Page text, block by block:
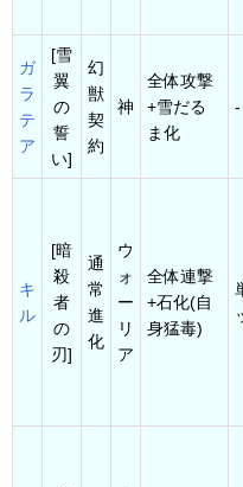
ガ
ラ
テ
ア
[雪
翼
の
誓
い]
幻
獣
契
約
神
全体攻撃
+雪だる
ま化
-
キ
ル
[暗
殺
者
の
刃]
通
常
進
化
ウ
ォ
ー
リ
ア
全体連撃
+石化(自
身猛毒)